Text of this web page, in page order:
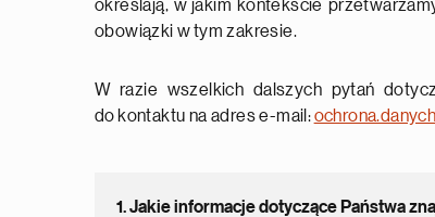
określają, w jakim kontekście
obowiązki w tym zakresie.
W razie wszelkich dalszych pytań
do kontaktu na adres e-mail:
1. Jakie informacje dotyczące Państwa